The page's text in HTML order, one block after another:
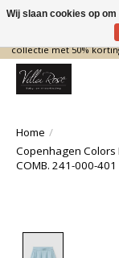
De nieuwe collectie
collectie met 50%
Home /
Copenhagen Colors
COMB. 241-000-401
Wij slaan cookies op